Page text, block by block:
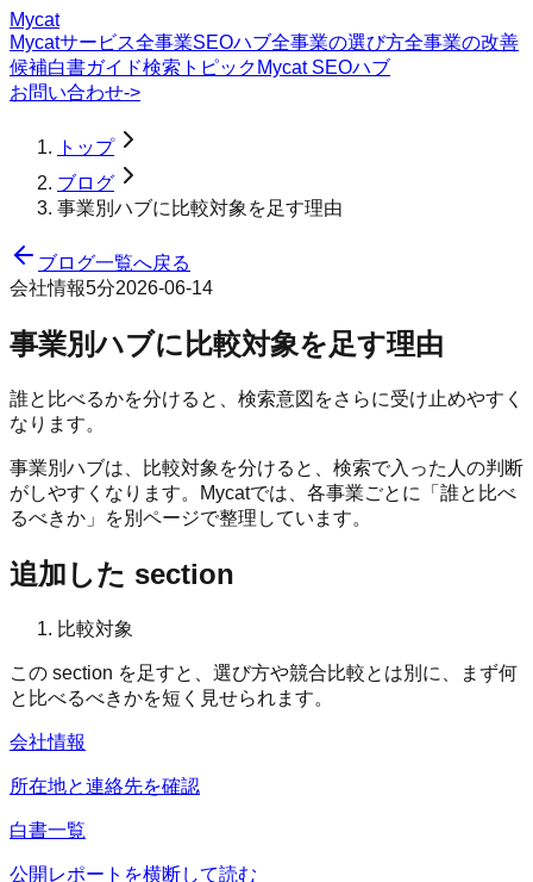
Mycat
Mycatサービス全事業SEOハブ全事業の選び方全事業の改善
候補白書ガイド検索トピック Mycat SEOハブ
お問い合わせ->
トップ
ブログ
事業別ハブに比較対象を足す理由
ブログ一覧へ戻る
会社情報5分2026-06-14
事業別ハブに比較対象を足す理由
誰と比べるかを分けると、検索意図をさらに受け止めやすく
なります。
事業別ハブは、比較対象を分けると、検索で入った人の判断
がしやすくなります。Mycatでは、各事業ごとに「誰と比べ
るべきか」を別ページで整理しています。
追加した section
比較対象
この section を足すと、選び方や競合比較とは別に、まず何
と比べるべきかを短く見せられます。
会社情報
所在地と連絡先を確認
白書一覧
公開レポートを横断して読む